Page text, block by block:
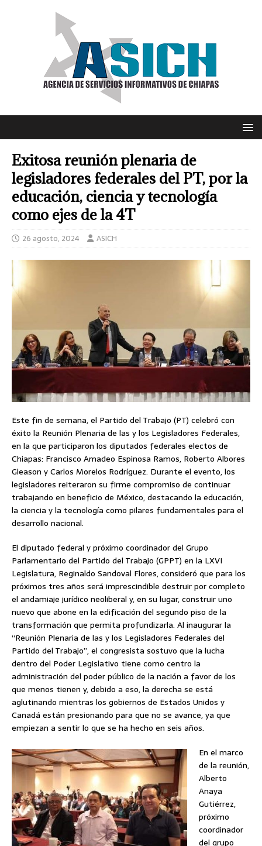
Exitosa reunión plenaria de
legisladores federales del PT, por la
educación, ciencia y tecnología
como ejes de la 4T
26 agosto, 2024 ASICH
Este fin de semana, el Partido del Trabajo (PT) celebró con
éxito la Reunión Plenaria de las y los Legisladores Federales,
en la que participaron los diputados federales electos de
Chiapas: Francisco Amadeo Espinosa Ramos, Roberto Albores
Gleason y Carlos Morelos Rodríguez. Durante el evento, los
legisladores reiteraron su firme compromiso de continuar
trabajando en beneficio de México, destacando la educación,
la ciencia y la tecnología como pilares fundamentales para el
desarrollo nacional.
El diputado federal y próximo coordinador del Grupo
Parlamentario del Partido del Trabajo (GPPT) en la LXVI
Legislatura, Reginaldo Sandoval Flores, consideró que para los
próximos tres años será imprescindible destruir por completo
el andamiaje jurídico neoliberal y, en su lugar, construir uno
nuevo que abone en la edificación del segundo piso de la
transformación que permita profundizarla. Al inaugurar la
“Reunión Plenaria de las y los Legisladores Federales del
Partido del Trabajo”, el congresista sostuvo que la lucha
dentro del Poder Legislativo tiene como centro la
administración del poder público de la nación a favor de los
que menos tienen y, debido a eso, la derecha se está
aglutinando mientras los gobiernos de Estados Unidos y
Canadá están presionando para que no se avance, ya que
empiezan a sentir lo que se ha hecho en seis años.
En el marco
de la reunión,
Alberto
Anaya
Gutiérrez,
próximo
coordinador
del grupo